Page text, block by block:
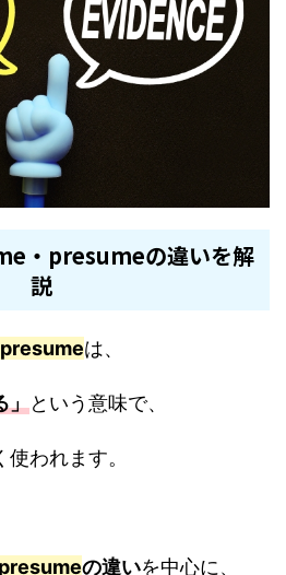
・presumeの違いを解
説
presumeは、
」という意味で、
われます。
の違いを中心に、